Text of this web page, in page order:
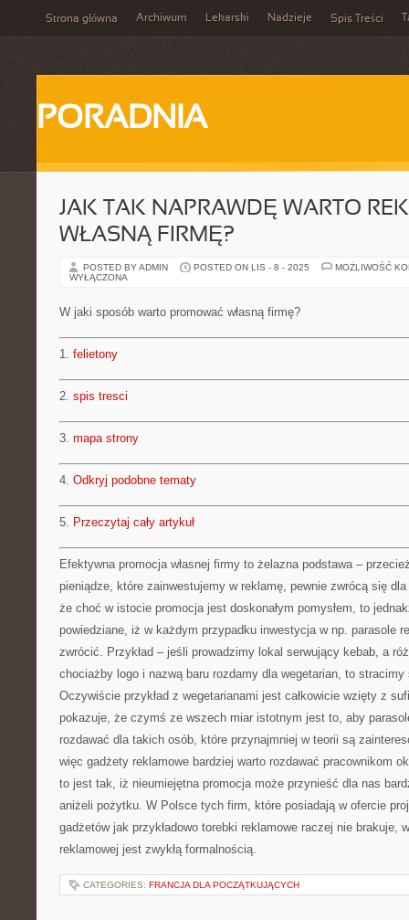
Strona główna Archiwum Lekarski Nadzieje Spis Treści
PORADNIA
JAK TAK NAPRAWDĘ WARTO
WŁASNĄ FIRMĘ?
POSTED BY ADMIN POSTED ON LIS - 8 - 2025
MOŻLIWOŚĆ
WYŁĄCZONA
W jaki sposób warto promować własną firmę?
1. felietony
2. spis tresci
3. mapa strony
4. Odkryj podobne tematy
5. Przeczytaj cały artykuł
Efektywna promocja własnej firmy to żelazna podstawa –
pieniądze, które zainwestujemy w reklamę, pewnie zwrócą się
że choć w istocie promocja jest doskonałym pomysłem, to
powiedziane, iż w każdym przypadku inwestycja w np. parasole
zwrócić. Przykład – jeśli prowadzimy lokal serwujący kebab, a
chociażby logo i nazwą baru rozdamy dla wegetarian, to stracimy
Oczywiście przykład z wegetarianami jest całkowicie wzięty z
pokazuje, że czymś ze wszech miar istotnym jest to, aby
rozdawać dla takich osób, które przynajmniej w teorii są
więc gadżety reklamowe bardziej warto rozdawać pracownikom
to jest tak, iż nieumiejętna promocja może przynieść dla nas
aniżeli pożytku. W Polsce tych firm, które posiadają w ofercie
gadżetów jak przykładowo torebki reklamowe raczej nie brakuje,
reklamowej jest zwykłą formalnością.
CATEGORIES: FRANCJA DLA POCZĄTKUJĄCYCH